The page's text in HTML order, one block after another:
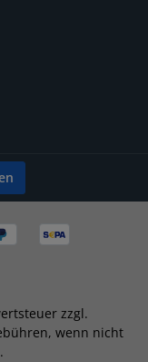
zzgl.
wenn nicht